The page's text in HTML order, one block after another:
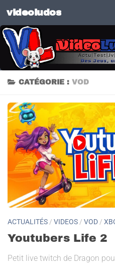
Skip to content
videoludos
CATÉGORIE : VOD
ACTUALITÉS / VIDEOS / VOD /
Youtubers Life 2
Petit live twitch de Dragon